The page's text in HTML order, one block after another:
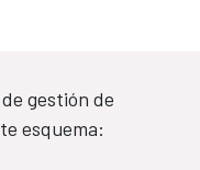
gestión de
esquema: